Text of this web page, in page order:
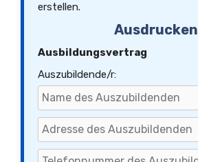
erstellen.
Ausdrucken
Ausbildungsvertrag
Auszubildende/r: